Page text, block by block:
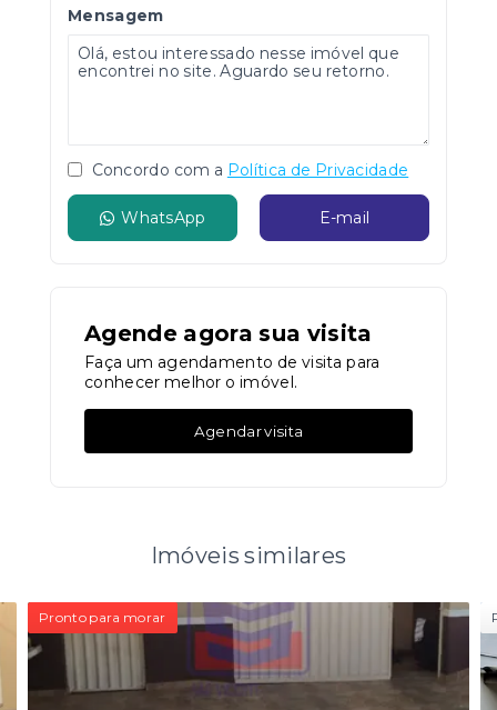
Mensagem
Concordo com a Política de Privacidade
WhatsApp E-mail
Agende agora sua visita
Faça um agendamento de visita para
conhecer melhor o imóvel.
Agendar visita
Imóveis similares
Pronto para morar